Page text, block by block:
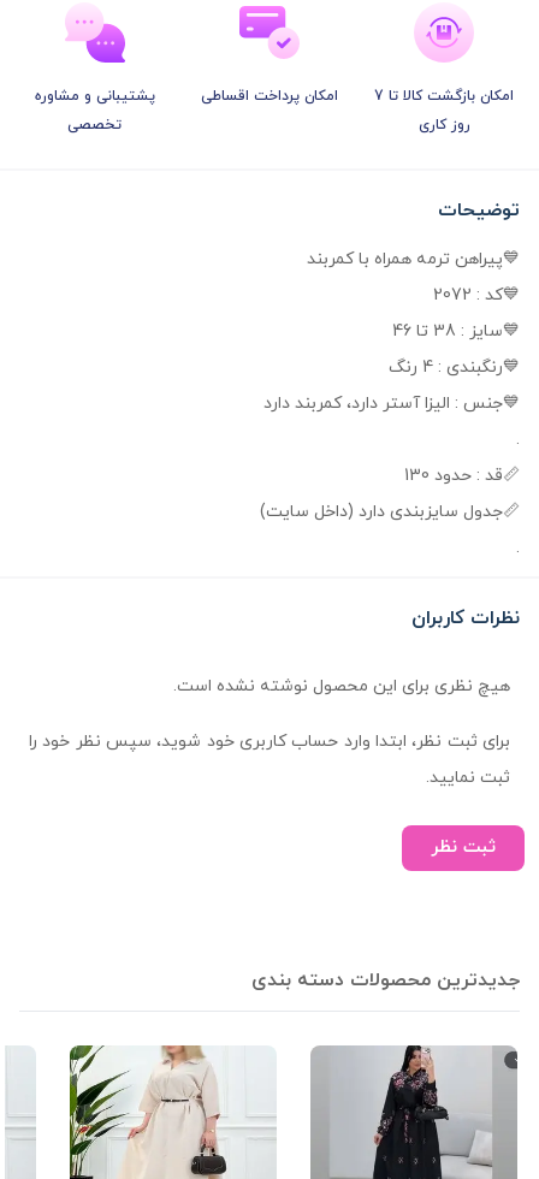
امکان بازگشت کالا تا 7
روز کاری
امکان پرداخت اقساطی
پشتیبانی و مشاوره
تخصصی
توضیحات
💙پیراهن ترمه همراه با کمربند
💙کد : 2072
💙سایز : 38 تا 46
💙رنگبندی : 4 رنگ
💙جنس : الیزا آستر دارد، کمربند دارد
.
📏قد : حدود 130
📏جدول سایزبندی دارد (داخل سایت)
.
نظرات کاربران
هیچ نظری برای این محصول نوشته نشده است.
برای ثبت نظر، ابتدا وارد حساب کاربری خود شوید، سپس نظر خود را
ثبت نمایید.
ثبت نظر
جدیدترین محصولات دسته بندی